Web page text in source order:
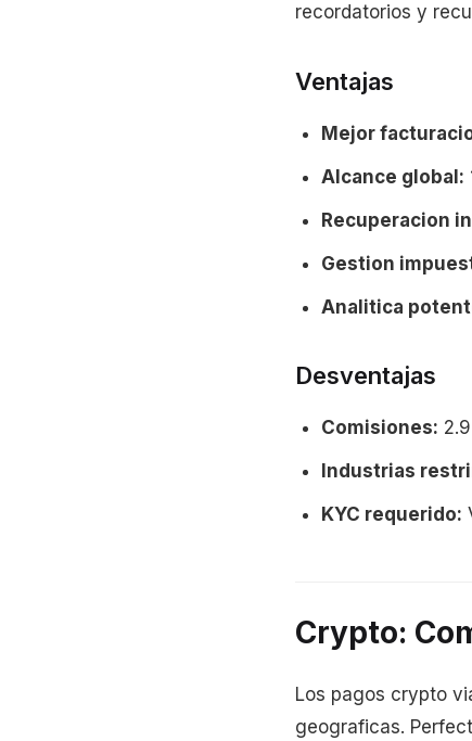
recordatorios y
Ventajas
Mejor
Alcance global:
Recuperacion
Gestion
Analitica
Desventajas
Comisiones:
Industrias
KYC requerido:
Crypto:
Los pagos crypto
geograficas.